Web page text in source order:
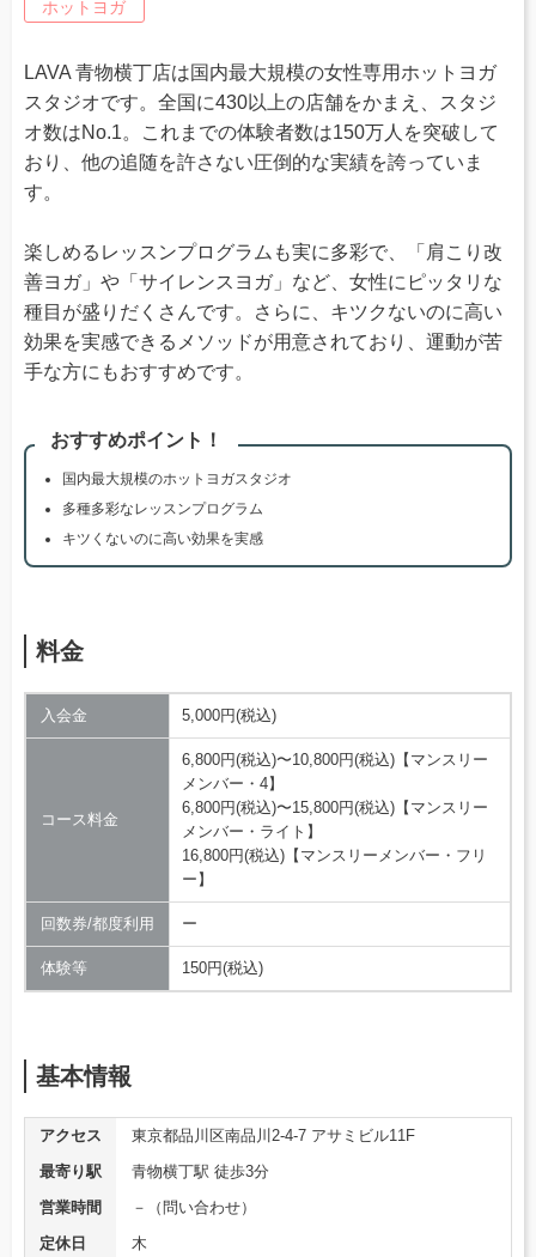
ホットヨガ
LAVA 青物横丁店は国内最大規模の女性専用ホットヨガ
スタジオです。全国に430以上の店舗をかまえ、スタジ
オ数はNo.1。これまでの体験者数は150万人を突破して
おり、他の追随を許さない圧倒的な実績を誇っていま
す。
楽しめるレッスンプログラムも実に多彩で、「肩こり改
善ヨガ」や「サイレンスヨガ」など、女性にピッタリな
種目が盛りだくさんです。さらに、キツクないのに高い
効果を実感できるメソッドが用意されており、運動が苦
手な方にもおすすめです。
おすすめポイント！
国内最大規模のホットヨガスタジオ
多種多彩なレッスンプログラム
キツくないのに高い効果を実感
料金
入会金 5,000円(税込)
コース料金
6,800円(税込)〜10,800円(税込)【マンスリー
メンバー・4】
6,800円(税込)〜15,800円(税込)【マンスリー
メンバー・ライト】
16,800円(税込)【マンスリーメンバー・フリ
ー】
回数券/都度利用 ー
体験等 150円(税込)
基本情報
アクセス
東京都品川区南品川2-4-7 アサミビル11F
最寄り駅
青物横丁駅 徒歩3分
営業時間
－（問い合わせ）
定休日
木